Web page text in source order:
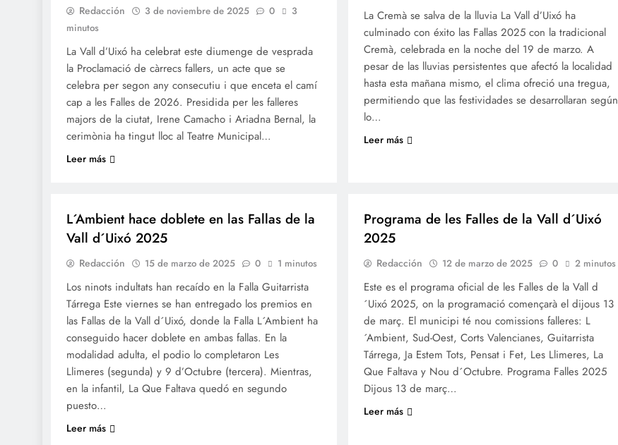
Redacción 3 de noviembre de 2025 0
3
minutos
La Vall d’Uixó ha celebrat este diumenge de vesprada
la Proclamació de càrrecs fallers, un acte que se
celebra per segon any consecutiu i que enceta el camí
cap a les Falles de 2026. Presidida per les falleres
majors de la ciutat, Irene Camacho i Ariadna Bernal, la
cerimònia ha tingut lloc al Teatre Municipal…
Leer más
La Cremà se salva de la lluvia La Vall d’Uixó ha
culminado con éxito las Fallas 2025 con la tradicional
Cremà, celebrada en la noche del 19 de marzo. A
pesar de las lluvias persistentes que afectó la localidad
hasta esta mañana mismo, el clima ofreció una tregua,
permitiendo que las festividades se desarrollaran según
lo…
Leer más
L´Ambient hace doblete en las Fallas de la
Vall d´Uixó 2025
Redacción 15 de marzo de 2025 0 1 minutos
Los ninots indultats han recaído en la Falla Guitarrista
Tárrega Este viernes se han entregado los premios en
las Fallas de la Vall d´Uixó, donde la Falla L´Ambient ha
conseguido hacer doblete en ambas fallas. En la
modalidad adulta, el podio lo completaron Les
Llimeres (segunda) y 9 d’Octubre (tercera). Mientras,
en la infantil, La Que Faltava quedó en segundo
puesto…
Leer más
Programa de les Falles de la Vall d´Uixó
2025
Redacción 12 de marzo de 2025 0 2 minutos
Este es el programa oficial de les Falles de la Vall d
´Uixó 2025, on la programació començarà el dijous 13
de març. El municipi té nou comissions falleres: L
´Ambient, Sud-Oest, Corts Valencianes, Guitarrista
Tárrega, Ja Estem Tots, Pensat i Fet, Les Llimeres, La
Que Faltava y Nou d´Octubre. Programa Falles 2025
Dijous 13 de març…
Leer más